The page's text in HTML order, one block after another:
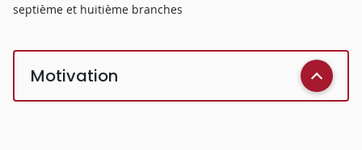
septième et huitième branches
Motivation